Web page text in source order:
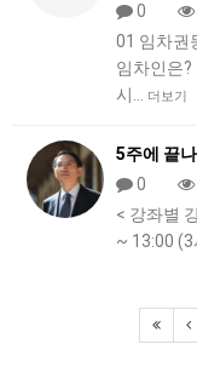
0
01 임차권
임차인은
시…
더보기
5주에 끝
0
< 강좌별
~ 13:00 (3